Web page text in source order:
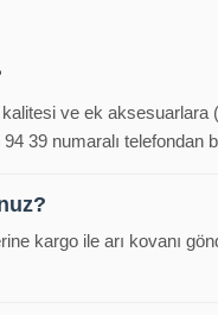
ve ek aksesuarlara
39 numaralı telefondan
kargo ile arı kovanı